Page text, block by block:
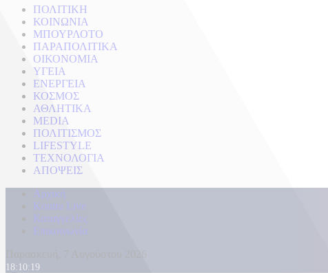
ΠΟΛΙΤΙΚΗ
ΚΟΙΝΩΝΙΑ
ΜΠΟΥΡΛΟΤΟ
ΠΑΡΑΠΟΛΙΤΙΚΑ
ΟΙΚΟΝΟΜΙΑ
ΥΓΕΙΑ
ΕΝΕΡΓΕΙΑ
ΚΟΣΜΟΣ
ΑΘΛΗΤΙΚΑ
MEDIA
ΠΟΛΙΤΙΣΜΟΣ
LIFESTYLE
ΤΕΧΝΟΛΟΓΙΑ
ΑΠΟΨΕΙΣ
Αρχική
Kontra Live
Καταγγελίες
Επικοινωνία
Παρασκευή, 7 Αυγούστου 2026
18:10:21